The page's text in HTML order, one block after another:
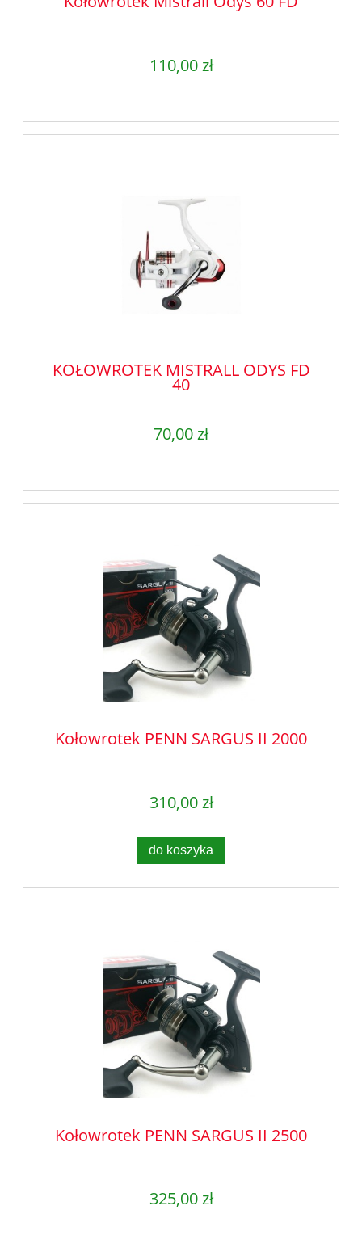
110,00 zł
KOŁOWROTEK MISTRALL ODYS FD
40
70,00 zł
Kołowrotek PENN SARGUS II 2000
310,00 zł
do koszyka
Kołowrotek PENN SARGUS II 2500
325,00 zł